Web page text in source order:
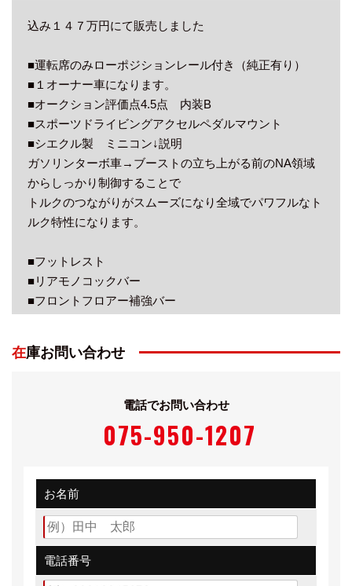
込み１４７万円にて販売しました
■運転席のみローポジションレール付き（純正有り）
■１オーナー車になります。
■オークション評価点4.5点 内装B
■スポーツドライビングアクセルペダルマウント
■シエクル製 ミニコン↓説明
ガソリンターボ車→ブーストの⽴ち上がる前のNA領域
からしっかり制御することで
トルクのつながりがスムーズになり全域でパワフルなト
ルク特性になります。
■フットレスト
■リアモノコックバー
■フロントフロアー補強バー
求し、さらに走りを磨き上げた軽ホットハッチを目指し
660cc 水冷直列3気筒インタークーラーターボを搭載し
新たに専用開発したショートストロークの5速マニュア
ルトランスミッションと専用チューニングの5速オート
在庫お問い合わせ
電話でお問い合わせ
075-950-1207
お名前
電話番号